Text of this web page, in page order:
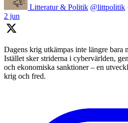
Litteratur & Politik @littpolitik
2 jun
Dagens krig utkämpas inte längre bara
Istället sker striderna i cybervärlden,
och ekonomiska sanktioner – en
krig och fred.